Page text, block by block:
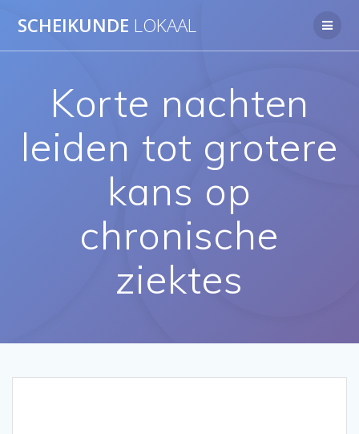
naar
SCHEIKUNDE LOKAAL
Korte nachten
leiden tot grotere
kans op
chronische
ziektes